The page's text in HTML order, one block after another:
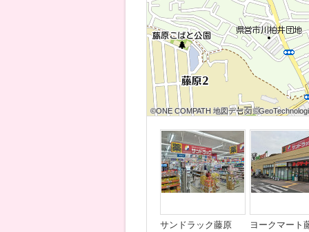
©ONE COMPATH 地図データ
©ONE COMPATH 地図データ
©ONE COMPATH 地図データ
©ONE COMPATH 地図データ
©ONE COMPATH 地図データ
©ONE COMPATH 地図データ
©ONE COMPATH 地図データ
©ONE COMPATH 地図データ
©ONE COMPATH 地図データ
サンドラック藤原
ヨークマート